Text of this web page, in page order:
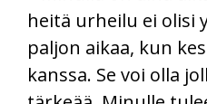
heitä urheilu ei olisi
paljon aikaa, kun
kanssa. Se voi olla